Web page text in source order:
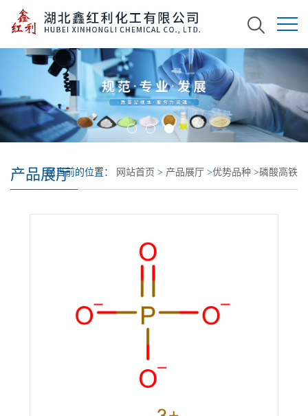
产品展厅您当前的位置： 网站首页 > 产品展厅 >优势品种 >磷酸高铁